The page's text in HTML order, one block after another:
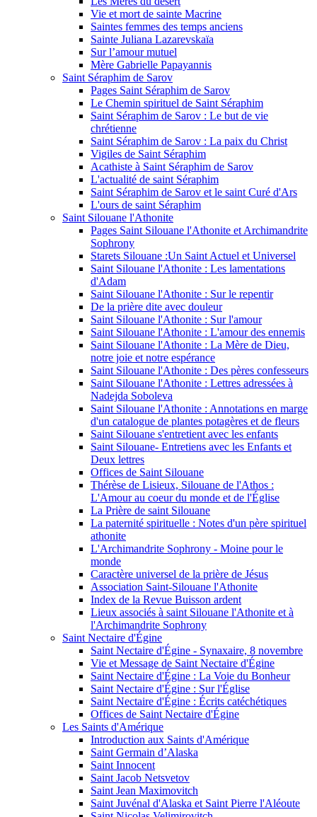
Vie et mort de sainte Macrine
Saintes femmes des temps anciens
Sainte Juliana Lazarevskaïa
Sur l’amour mutuel
Mère Gabrielle Papayannis
Saint Séraphim de Sarov
Pages Saint Séraphim de Sarov
Le Chemin spirituel de Saint Séraphim
Saint Séraphim de Sarov : Le but de vie
chrétienne
Saint Séraphim de Sarov : La paix du Christ
Vigiles de Saint Séraphim
Acathiste à Saint Séraphim de Sarov
L'actualité de saint Séraphim
Saint Séraphim de Sarov et le saint Curé d'Ars
L'ours de saint Séraphim
Saint Silouane l'Athonite
Pages Saint Silouane l'Athonite et Archimandrite
Sophrony
Starets Silouane :Un Saint Actuel et Universel
Saint Silouane l'Athonite : Les lamentations
d'Adam
Saint Silouane l'Athonite : Sur le repentir
De la prière dite avec douleur
Saint Silouane l'Athonite : Sur l'amour
Saint Silouane l'Athonite : L'amour des ennemis
Saint Silouane l'Athonite : La Mère de Dieu,
notre joie et notre espérance
Saint Silouane l'Athonite : Des pères confesseurs
Saint Silouane l'Athonite : Lettres adressées à
Nadejda Soboleva
Saint Silouane l'Athonite : Annotations en marge
d'un catalogue de plantes potagères et de fleurs
Saint Silouane s'entretient avec les enfants
Saint Silouane- Entretiens avec les Enfants et
Deux lettres
Offices de Saint Silouane
Thérèse de Lisieux, Silouane de l'Athos :
L'Amour au coeur du monde et de l'Église
La Prière de saint Silouane
La paternité spirituelle : Notes d'un père spirituel
athonite
L'Archimandrite Sophrony - Moine pour le
monde
Caractère universel de la prière de Jésus
Association Saint-Silouane l'Athonite
Index de la Revue Buisson ardent
Lieux associés à saint Silouane l'Athonite et à
l'Archimandrite Sophrony
Saint Nectaire d'Égine
Saint Nectaire d'Égine - Synaxaire, 8 novembre
Vie et Message de Saint Nectaire d'Égine
Saint Nectaire d'Égine : La Voie du Bonheur
Saint Nectaire d'Égine : Sur l'Église
Saint Nectaire d'Égine : Écrits catéchétiques
Offices de Saint Nectaire d'Égine
Les Saints d'Amérique
Introduction aux Saints d'Amérique
Saint Germain d’Alaska
Saint Innocent
Saint Jacob Netsvetov
Saint Jean Maximovitch
Saint Juvénal d'Alaska et Saint Pierre l'Aléoute